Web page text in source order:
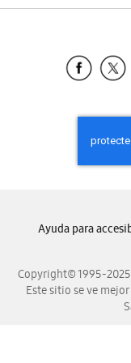
Copyright© 1995-2025
Este sitio se ve
Ayuda para